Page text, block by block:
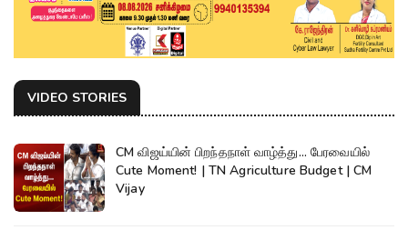
VIDEO STORIES
CM விஜய்யின் பிறந்தநாள் வாழ்த்து... பேரவையில்
Cute Moment! | TN Agriculture Budget | CM
Vijay